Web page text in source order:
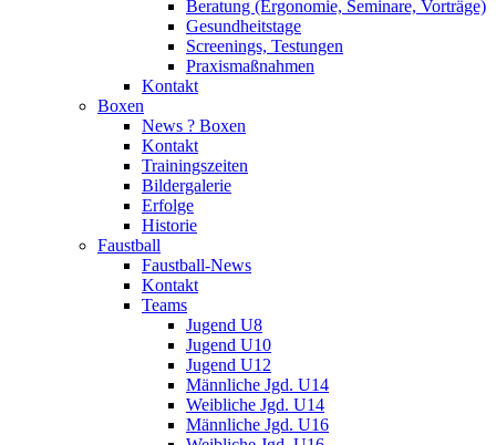
Beratung (Ergonomie, Seminare, Vorträge)
Gesundheitstage
Screenings, Testungen
Praxismaßnahmen
Kontakt
Boxen
News ? Boxen
Kontakt
Trainingszeiten
Bildergalerie
Erfolge
Historie
Faustball
Faustball-News
Kontakt
Teams
Jugend U8
Jugend U10
Jugend U12
Männliche Jgd. U14
Weibliche Jgd. U14
Männliche Jgd. U16